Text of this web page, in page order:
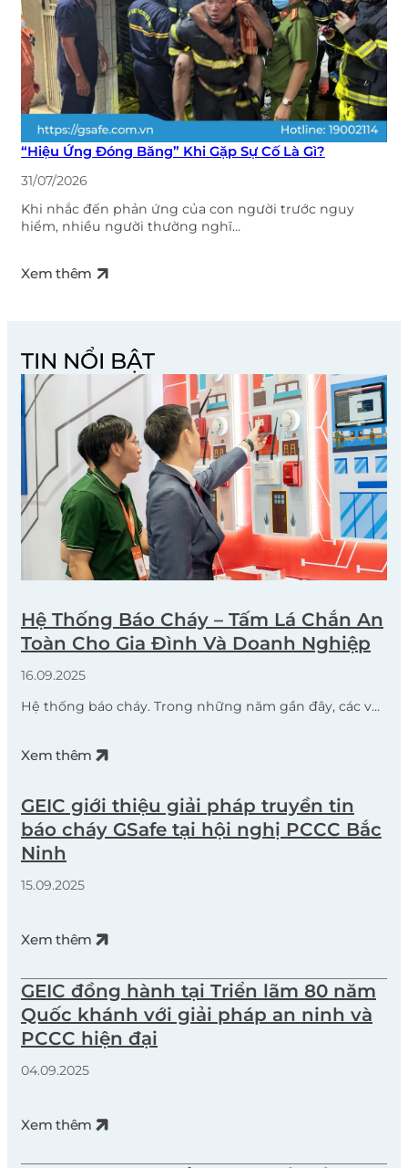
“Hiệu Ứng Đóng Băng” Khi Gặp Sự Cố Là Gì?
31/07/2026
Khi nhắc đến phản ứng của con người trước nguy
hiểm, nhiều người thường nghĩ…
Xem thêm
TIN NỔI BẬT
Hệ Thống Báo Cháy – Tấm Lá Chắn An
Toàn Cho Gia Đình Và Doanh Nghiệp
16.09.2025
Hệ thống báo cháy. Trong những năm gần đây, các vụ
lại hậu quả nặng nề về người và tài sản. Nguyên nhân
nhiệt, hoặc thiếu kiểm tra an toàn định […]
Xem thêm
GEIC giới thiệu giải pháp truyền tin
báo cháy GSafe tại hội nghị PCCC Bắc
Ninh
15.09.2025
Xem thêm
GEIC đồng hành tại Triển lãm 80 năm
Quốc khánh với giải pháp an ninh và
PCCC hiện đại
04.09.2025
Xem thêm